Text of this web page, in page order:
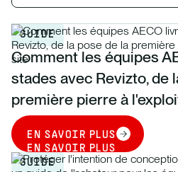
GUIDE
Comment les équipes
stades avec Revizto, de
première pierre à
EN SAVOIR PLUS
EN SAVOIR PLUS
GUIDE